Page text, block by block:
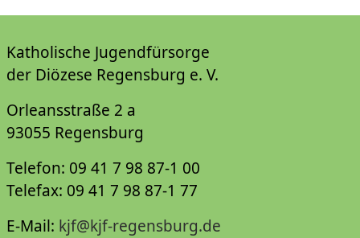
Katholische Jugendfürsorge
der Diözese Regensburg e. V.
Orleansstraße 2 a
93055 Regensburg
Telefon: 09 41 7 98 87-1 00
Telefax: 09 41 7 98 87-1 77
E-Mail: kjf@kjf-regensburg.de